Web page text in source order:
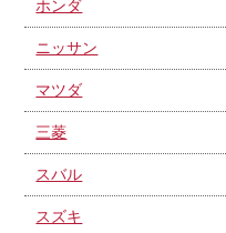
ホンダ
ニッサン
マツダ
三菱
スバル
スズキ